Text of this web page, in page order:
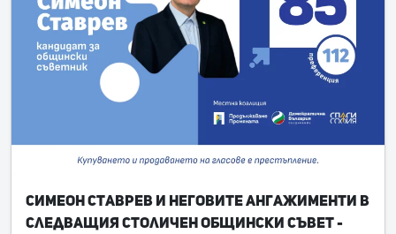
Симеон Ставрев и неговите ангажименти в
следващия Столичен общински съвет -